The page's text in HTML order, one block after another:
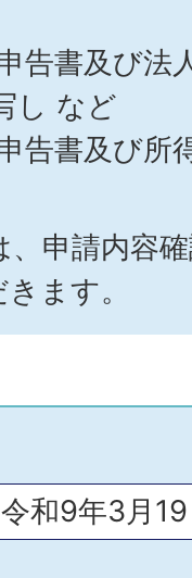
告書及び法
し など
告書及び所
、申請内容
ます。
令和9年3月